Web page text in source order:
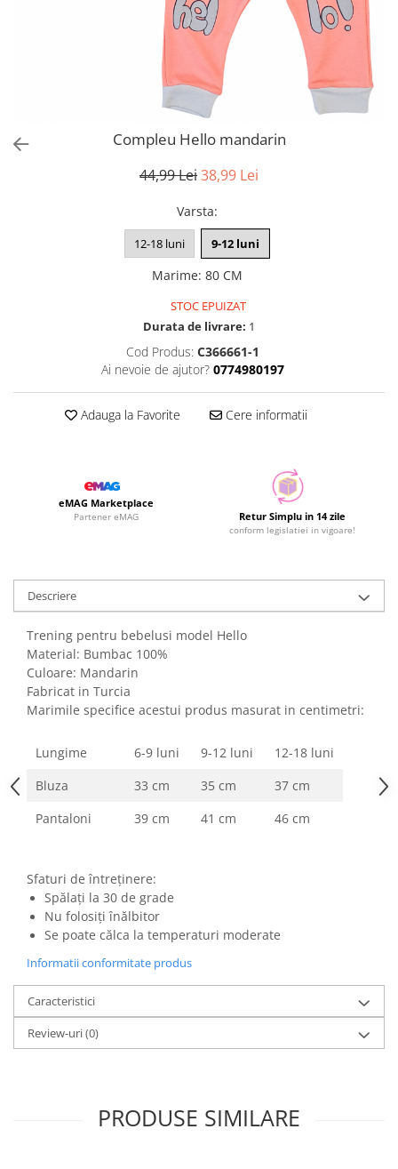
Compleu Hello mandarin
44,99 Lei38,99 Lei
Varsta:
12-18 luni 9-12 luni
Marime: 80 CM
STOC EPUIZAT
Durata de livrare: 1
Cod Produs: C366661-1
Ai nevoie de ajutor? 0774980197
Adauga la Favorite Cere informatii
eMAG Marketplace
Partener eMAG Retur Simplu in 14 zile
conform legislatiei in vigoare!
Descriere
Trening pentru bebelusi model Hello
Material: Bumbac 100%
Culoare: Mandarin
Fabricat in Turcia
Marimile specifice acestui produs masurat in centimetri:
Lungime 6-9 luni 9-12 luni
12-18 luni
Bluza
33 cm 35 cm
37 cm
Pantaloni
39 cm 41 cm 46 cm
Sfaturi de întreținere:
Spălați la 30 de grade
Nu folosiți înălbitor
Se poate călca la temperaturi moderate
Informatii conformitate produs
Caracteristici
Review-uri(0)
PRODUSE SIMILARE